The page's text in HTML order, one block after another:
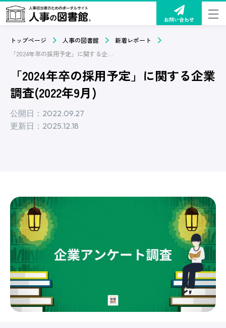
お問い合わせ
トップページ 人事の図書館
新着レポート
「2024年卒の採用予定」に関する企業調査(2022年9月)
「2024年卒の採用予定」に関する企業
調査(2022年9月)
公開日：2022.09.27
更新日：2025.12.18